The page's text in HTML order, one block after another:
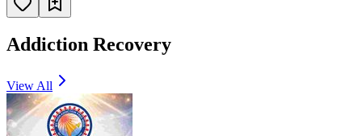
Addiction Recovery
View All